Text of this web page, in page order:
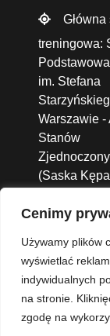
Cenimy
Używamy plików
wyświetlać
indywidualnych
na stronie.
zgodę na
treningowa:
im. Stefana
Warszawie -
Stanów
(Saska